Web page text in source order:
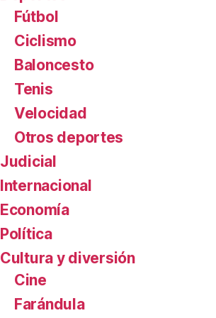
Fútbol
Ciclismo
Baloncesto
Tenis
Velocidad
Otros deportes
Judicial
Internacional
Economía
Política
Cultura y diversión
Cine
Farándula